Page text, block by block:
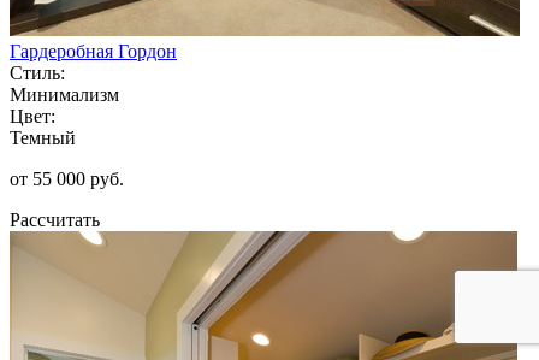
Гардеробная Гордон
Стиль:
Минимализм
Цвет:
Темный
от 55 000 руб.
Рассчитать